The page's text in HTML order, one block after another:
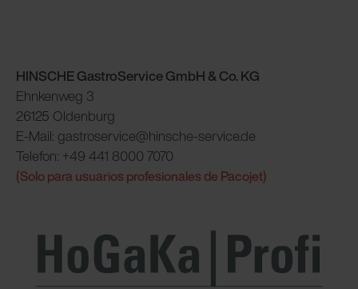
HINSCHE GastroService GmbH & Co. KG
Ehnkenweg 3
26125 Oldenburg
E-Mail: gastroservice@hinsche-service.de
Telefon: +49 441 8000 7070
(Solo para usuarios profesionales de Pacojet)